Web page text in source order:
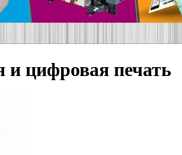
и цифровая печать